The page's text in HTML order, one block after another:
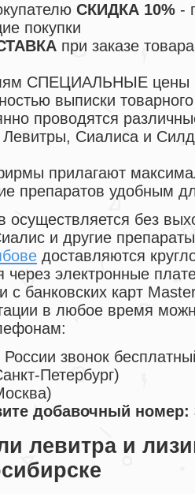
СКИДКА 10% -
покупки
при заказе
СПЕЦИАЛЬНЫЕ цены
выписки
проводятся
Левитры, Сиалиса и
прилагают
препаратов удобным
осуществляется без
и другие
доставляются
через электронные
с банковских карт
в любое время
России звонок
Петербург)
добавочный номер:
левитра и